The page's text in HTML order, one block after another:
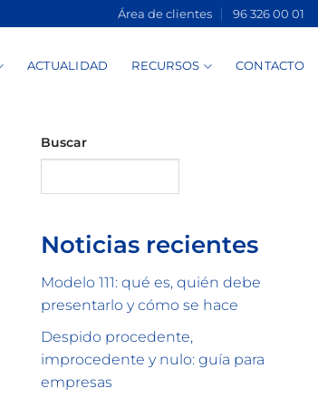
Área de clientes 96 326 00 01
ACTUALIDAD RECURSOS CONTACTO
Buscar
Noticias recientes
Modelo 111: qué es, quién debe
presentarlo y cómo se hace
Despido procedente,
improcedente y nulo: guía para
empresas